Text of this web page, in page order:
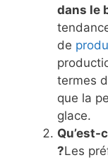
dans le
de
termes
que la
glace.
?Les